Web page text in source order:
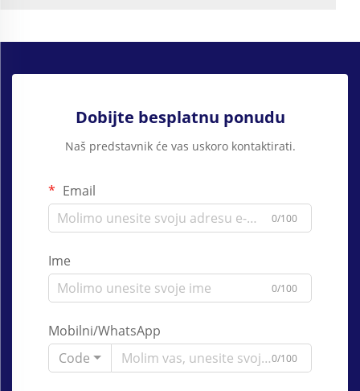
Dobijte besplatnu ponudu
Naš predstavnik će vas uskoro kontaktirati.
Email
0/100
Ime
0/100
Mobilni/WhatsApp
Code
0/100